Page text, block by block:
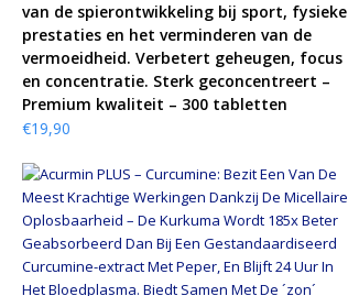
van de spierontwikkeling bij sport, fysieke
prestaties en het verminderen van de
vermoeidheid. Verbetert geheugen, focus
en concentratie. Sterk geconcentreert –
Premium kwaliteit – 300 tabletten
€19,90